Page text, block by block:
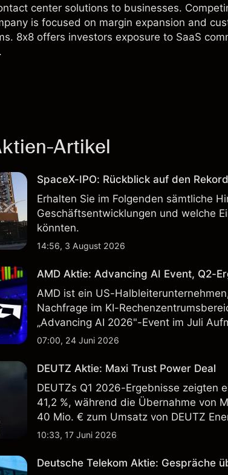
center solutions to businesses.
is focused on margin expansion and
8x8 offers investors exposure to SaaS
Artikel
SpaceX-IPO: Rückblick auf den
Erhalten Sie im Folgenden sämtliche
Geschäftsentwicklungen und welche
könnten.
14:56, 3 August 2026
AMD Aktie: Advancing AI Event, Q2-
AMD ist ein US-
Nachfrage im KI-
„Advancing AI 2026"-Event im Juli
Wertentwicklung in der Vergangenheit
07:00, 24 Juni 2026
DEUTZ Aktie: Maxi Trust Power Deal
DEUTZs Q1 2026-Ergebnisse zeigten
41,2 %, während die Übernahme von
40 Mio. € zum Umsatz von DEUTZ
Wertentwicklung in der Vergangenheit
10:33, 17 Juni 2026
Deutsche Telekom Aktie: Gespräche